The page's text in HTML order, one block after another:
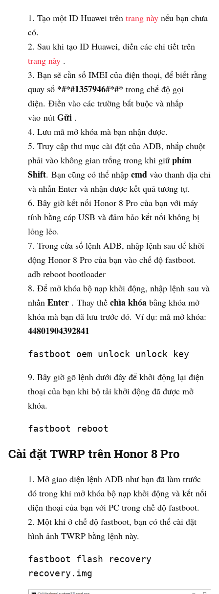
Tạo một ID Huawei trên trang này nếu bạn chưa
có.
Sau khi tạo ID Huawei, điền các chi tiết trên
trang này .
Bạn sẽ cần số IMEI của điện thoại, để biết rằng
quay số *#*#1357946#*#* trong chế độ gọi
điện. Điền vào các trường bắt buộc và nhấp
vào nút Gửi .
Lưu mã mở khóa mà bạn nhận được.
Truy cập thư mục cài đặt của ADB, nhấp chuột
phải vào không gian trống trong khi giữphím
Shift. Bạn cũng có thể nhập cmd vào thanh địa chỉ
và nhấn Enter và nhận được kết quả tương tự.
Bây giờ kết nối Honor 8 Pro của bạn với máy
tính bằng cáp USB và đảm bảo kết nối không bị
lỏng lẻo.
Trong cửa sổ lệnh ADB, nhập lệnh sau để khởi
động Honor 8 Pro của bạn vào chế độ fastboot.
adb reboot bootloader
Để mở khóa bộ nạp khởi động, nhập lệnh sau và
nhấn Enter . Thay thế chìa khóa bằng khóa mở
khóa mà bạn đã lưu trước đó. Ví dụ: mã mở khóa:
44801904392841
fastboot oem unlock unlock key
Bây giờ gõ lệnh dưới đây để khởi động lại điện
thoại của bạn khi bộ tải khởi động đã được mở
khóa.
fastboot reboot
Cài đặt TWRP trên Honor 8 Pro
Mở giao diện lệnh ADB như bạn đã làm trước
đó trong khi mở khóa bộ nạp khởi động và kết nối
điện thoại của bạn với PC trong chế độ fastboot.
Một khi ở chế độ fastboot, bạn có thể cài đặt
hình ảnh TWRP bằng lệnh này.
fastboot flash recovery
recovery.img